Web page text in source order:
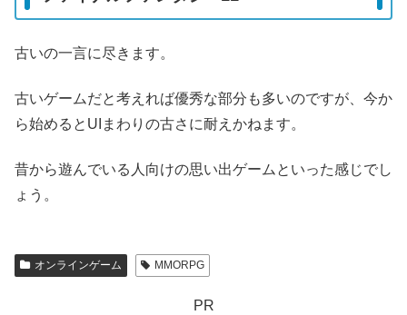
古いの一言に尽きます。
古いゲームだと考えれば優秀な部分も多いのですが、今か
ら始めるとUIまわりの古さに耐えかねます。
昔から遊んでいる人向けの思い出ゲームといった感じでし
ょう。
オンラインゲーム MMORPG
PR